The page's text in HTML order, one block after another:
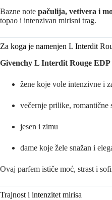
Bazne note pačulija, vetivera i
topao i intenzivan mirisni trag.
Za koga je namenjen L Interdit
Givenchy L Interdit Rouge EDP
žene koje vole intenzivne i
večernje prilike, romantične
jesen i zimu
dame koje žele snažan i
Ovaj parfem ističe moć, strast i
Trajnost i intenzitet mirisa